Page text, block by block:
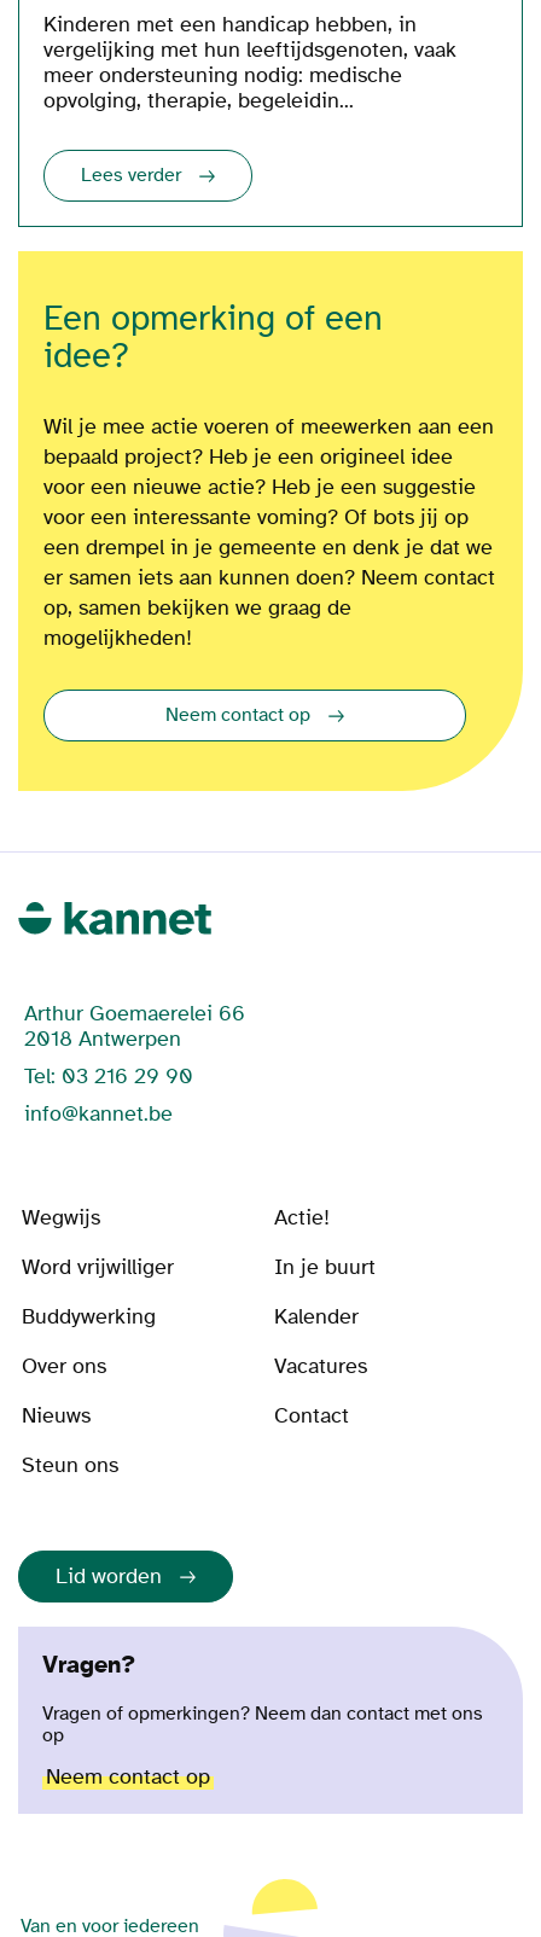
Kinderen met een handicap hebben, in
vergelijking met hun leeftijdsgenoten, vaak
meer ondersteuning nodig: medische
opvolging, therapie, begeleidin...
Lees verder
Een opmerking of een
idee?
Wil je mee actie voeren of meewerken aan een
bepaald project? Heb je een origineel idee
voor een nieuwe actie? Heb je een suggestie
voor een interessante voming? Of bots jij op
een drempel in je gemeente en denk je dat we
er samen iets aan kunnen doen? Neem contact
op, samen bekijken we graag de
mogelijkheden!
Neem contact op
Arthur Goemaerelei 66
2018 Antwerpen
Tel: 03 216 29 90
info@kannet.be
Wegwijs
Actie!
Word vrijwilliger
In je buurt
Buddywerking
Kalender
Over ons
Vacatures
Nieuws
Contact
Steun ons
Lid worden
Vragen?
Vragen of opmerkingen? Neem dan contact met ons
op
Neem contact op
Van en voor iedereen